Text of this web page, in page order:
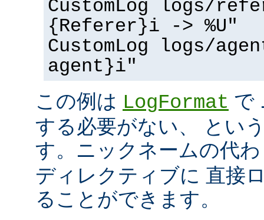
CustomLog logs/
{Referer}i -> %U"
CustomLog logs/
agent}i"
この例は LogFormat で
する必要がない、 とい
す。ニックネームの代
ディレクティブに 直接
ることができます。